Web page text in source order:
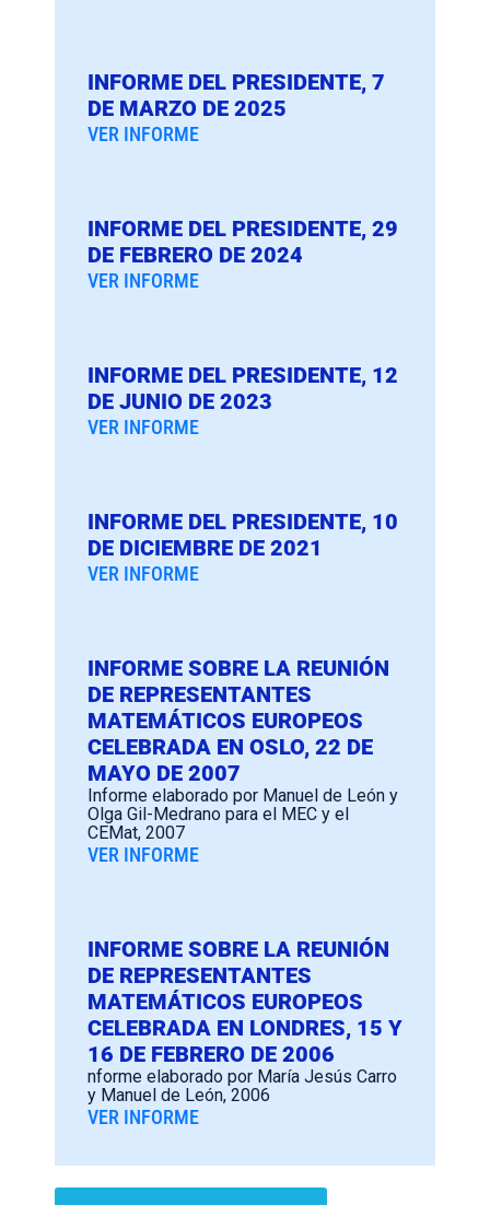
INFORME DEL PRESIDENTE, 7
DE MARZO DE 2025
VER INFORME
INFORME DEL PRESIDENTE, 29
DE FEBRERO DE 2024
VER INFORME
INFORME DEL PRESIDENTE, 12
DE JUNIO DE 2023
VER INFORME
INFORME DEL PRESIDENTE, 10
DE DICIEMBRE DE 2021
VER INFORME
INFORME SOBRE LA REUNIÓN
DE REPRESENTANTES
MATEMÁTICOS EUROPEOS
CELEBRADA EN OSLO, 22 DE
MAYO DE 2007
Informe elaborado por Manuel de León y
Olga Gil-Medrano para el MEC y el
CEMat, 2007
VER INFORME
INFORME SOBRE LA REUNIÓN
DE REPRESENTANTES
MATEMÁTICOS EUROPEOS
CELEBRADA EN LONDRES, 15 Y
16 DE FEBRERO DE 2006
nforme elaborado por María Jesús Carro
y Manuel de León, 2006
VER INFORME